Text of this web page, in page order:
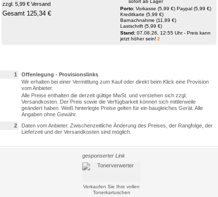
zzgl. 5,99 € Versand
Gesamt 125,34 €
sofort ab Lager
Porto: Vorkasse (5,99 €) Paypal (5,99 €)
Kreditkarte (5,99 €)
Barnachnahme (11,89 €)
Lastschrift (5,99 €)
Stand: 07.08.26, 12:55 Uhr - Preis kann
jetzt höher sein! 2
1
Offenlegung - Provisionslinks
Wir erhalten bei einer Vermittlung zum Kauf oder direkt beim Klick eine Provision
vom Anbieter.
Alle Preise enthalten die derzeit gültige MwSt. und verstehen sich zzgl.
Versandkosten. Der Preis sowie die Verfügbarkeit können sich mittlerweile
geändert haben. Weiß hinterlegte Preise gelten für ein baugleiches Gerät. Alle
Angaben ohne Gewähr.
2
Daten vom Anbieter. Zwischenzeitliche Änderung des Preises, der Rangfolge, der
Lieferzeit und der Versandkosten sind möglich.
gesponserter Link
Verkaufen Sie Ihre vollen
Tonerkartuschen